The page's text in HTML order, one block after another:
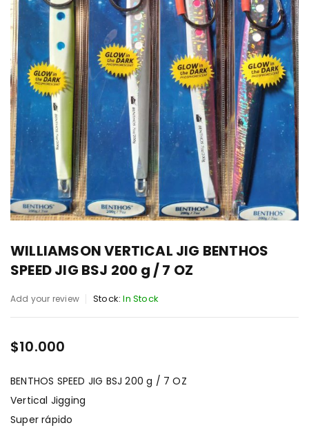
WILLIAMSON VERTICAL JIG BENTHOS
SPEED JIG BSJ 200 g / 7 OZ
Add your review Stock: In Stock
$10.000
BENTHOS SPEED JIG BSJ 200 g / 7 OZ
Vertical Jigging
Super rápido